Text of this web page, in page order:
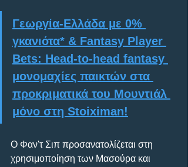
Γεωργία-Ελλάδα με 0%
γκανιότα* & Fantasy Player
Bets: Head-to-head fantasy
μονομαχίες παικτών στα
προκριματικά του Μουντιάλ
μόνο στη Stoiximan!
O Φαν'τ Σιπ προσανατολίζεται στη
χρησιμοποίηση των Μασούρα και